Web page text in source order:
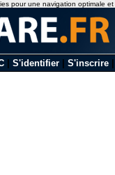
S'identifier S'inscrire
pour une navigation optimale